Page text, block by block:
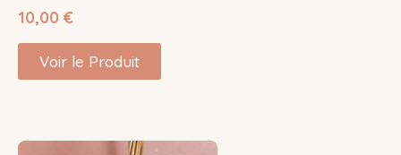
10,00 €
Voir le Produit